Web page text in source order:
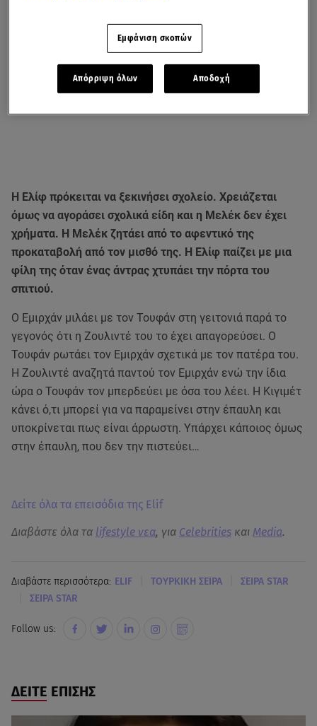
Η Ελίφ πρόκειται να ξεκινήσει σχολείο. Χρειάζεται
όμως να αγοράσει σχολικά είδη και η Μελέκ δεν έχει
χρήματα. Η Μελέκ ζητάει από το αφεντικό της
προκαταβολή από τον μισθό της. Η Ελίφ παίζει με μια
φίλη της όταν ένας άντρας χτυπάει την πόρτα του
σπιτιού.
Ο Εμιρχάν μιλάει με τον Τουφάν στη γειτονιά παρά το
γεγονός ότι η Ζουλιντέ του το έχει απαγορεύσει. Ο
Τουφάν ρωτάει τον Εμιρχάν σχετικά με τον πατέρα του.
Η Ζουλιντέ αναζητά παντού τον Εμιρχάν ενώ την ίδια
ώρα ο Τουφάν τον μπερδεύει με όσα του λέει. Η Κιγιμέτ
κάνει ό,τι μπορεί για να παραμείνει στην έπαυλη και
υποκρίνεται πως είναι άρρωστη. Υπάρχει κάποιος όμως
στην έπαυλη, που δεν την πιστεύει…
Δείτε όλα τα επεισόδια της Elif
Διαβάστε όλα τα lifestyle νεα, για Celebrities και Media.
Διαβάστε περισσότερα: ELIF ΤΟΥΡΚΙΚΗ ΣΕΙΡΑ ΣΕΙΡΑ STAR
ΣΕΙΡΑ STAR
Follow us:
ΔΕΙΤΕ ΕΠΙΣΗΣ
Εμφάνιση σκοπών
Απόρριψη όλων Αποδοχή